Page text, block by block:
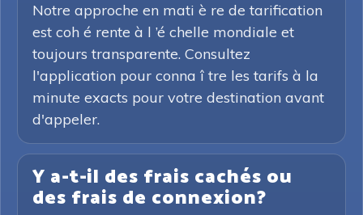
Notre approche en mati è re de tarification
est coh é rente à l ’é chelle mondiale et
toujours transparente. Consultez
l'application pour conna î tre les tarifs à la
minute exacts pour votre destination avant
d'appeler.
Y a-t-il des frais cachés ou
des frais de connexion?